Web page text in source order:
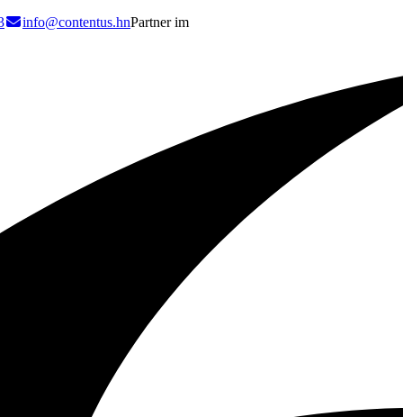
info@contentus.hnPartner im